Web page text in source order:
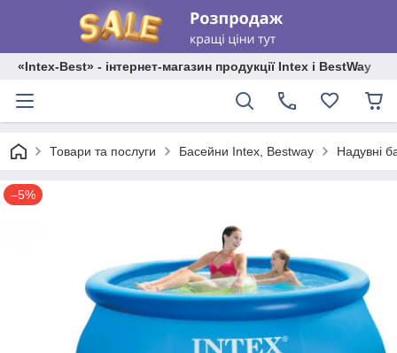
«Intex-Best» - інтернет-магазин продукції Intex і BestWay
Товари та послуги Басейни Intex, Bestway Надувні
–5%